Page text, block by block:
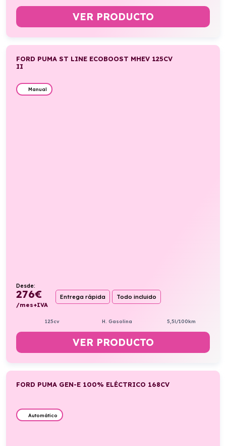
VER PRODUCTO
FORD PUMA ST LINE ECOBOOST MHEV 125CV
II
Manual
Desde:
276€
/mes+IVA
Entrega rápida Todo incluido
125cv H. Gasolina 5,5l/100km
VER PRODUCTO
FORD PUMA GEN-E 100% ELÉCTRICO 168CV
Automático